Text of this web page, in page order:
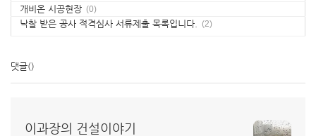
개비온 시공현장 (0)
낙찰 받은 공사 적격심사 서류제출 목록입니다. (2)
댓글()
이과장의 건설이야기